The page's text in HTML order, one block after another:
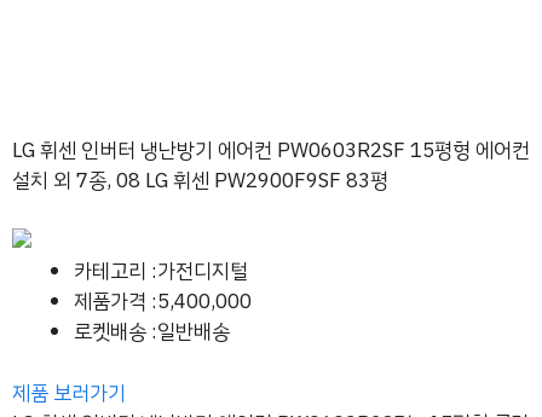
LG 휘센 인버터 냉난방기 에어컨 PW0603R2SF 15평형 에어컨
설치 외 7종, 08 LG 휘센 PW2900F9SF 83평
카테고리 :가전디지털
제품가격 :5,400,000
로켓배송 :일반배송
제품 보러가기